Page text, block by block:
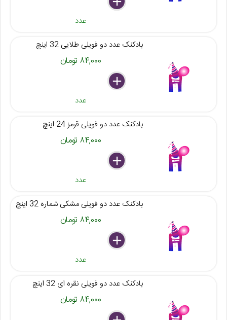
عدد
بادکنک عدد دو فویلی طلایی 32 اینچ
۸۴,۰۰۰ تومان
delete
remove
add
عدد
بادکنک عدد دو فویلی قرمز 24 اینچ
۸۴,۰۰۰ تومان
delete
remove
add
عدد
بادکنک عدد دو فویلی مشکی شماره 32 اینچ
۸۴,۰۰۰ تومان
delete
remove
add
عدد
بادکنک عدد دو فویلی نقره ای 32 اینچ
۸۴,۰۰۰ تومان